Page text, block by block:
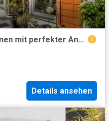
Ruhiger Wohntraum im Grünen mit perfekter Anbindung
Details ansehen